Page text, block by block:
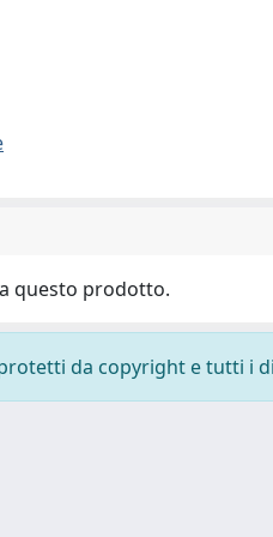
questo prodotto.
da copyright e tutti i